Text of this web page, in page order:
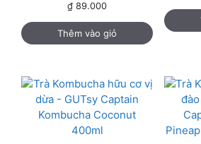
₫ 89.000
Thêm vào giỏ